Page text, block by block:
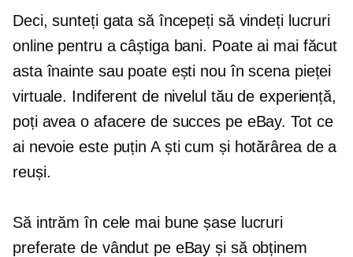
Deci, sunteți gata să începeți să vindeți lucruri
online pentru a câștiga bani. Poate ai mai făcut
asta înainte sau poate ești nou în scena pieței
virtuale. Indiferent de nivelul tău de experiență,
poți avea o afacere de succes pe eBay. Tot ce
ai nevoie este puțin A ști cum și hotărârea de a
reuși.
Să intrăm în cele mai bune șase lucruri
preferate de vândut pe eBay și să obținem